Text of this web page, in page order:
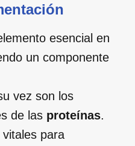
esencial en
un componente
vez son los
de las proteínas.
para